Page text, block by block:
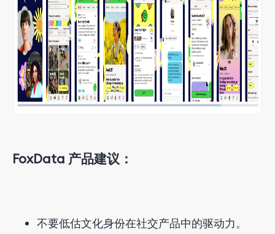
FoxData 产品建议：
不要低估文化身份在社交产品中的驱动力。